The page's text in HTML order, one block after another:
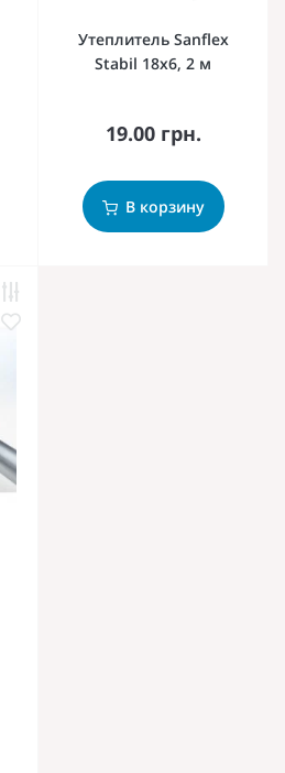
Утеплитель Sanflex
Stabil 18х6, 2 м
19.00 грн.
В корзину